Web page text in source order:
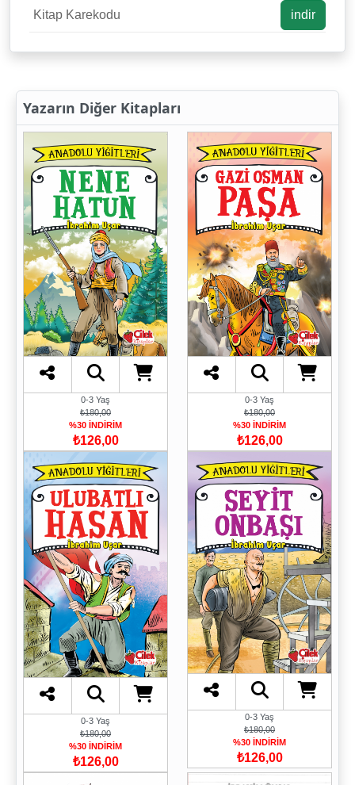
Kitap Karekodu indir
Yazarın Diğer Kitapları
0-3 Yaş
₺180,00
%30 İNDİRİM
₺126,00
0-3 Yaş
₺180,00
%30 İNDİRİM
₺126,00
0-3 Yaş
₺180,00
%30 İNDİRİM
₺126,00
0-3 Yaş
₺180,00
%30 İNDİRİM
₺126,00